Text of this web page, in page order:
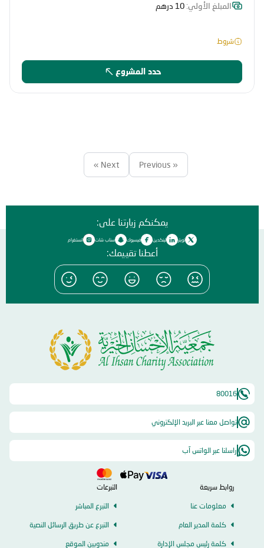
المبلغ الأولي: 10 درهم
شروط
حدد المشروع
« Previous
Next »
يمكنكم زيارتنا على:
تويتر لينكدين فيسبوك سناب شات انستغرام
أعطنا تقييمك:
80016
تواصل معنا عبر البريد الإلكتروني
راسلنا عبر الواتس آب
روابط سريعة
معلومات عنا
كلمة المدير العام
كلمة رئيس مجلس الإدارة
التبرعات
التبرع المباشر
التبرع عن طريق الرسائل النصية
مندوبين الموقع